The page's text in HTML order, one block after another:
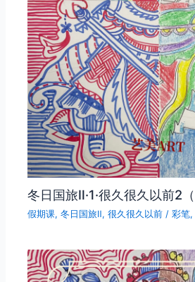
冬日国旅Ⅱ·1·很久很久以前2（
假期课,冬日国旅Ⅱ,很久很久以前 /彩笔